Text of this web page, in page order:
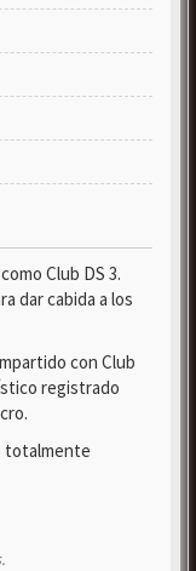
Club DS 3.
dar cabida a los
con Club
registrado
totalmente